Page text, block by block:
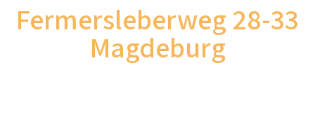
Fermersleberweg 28-33
Magdeburg